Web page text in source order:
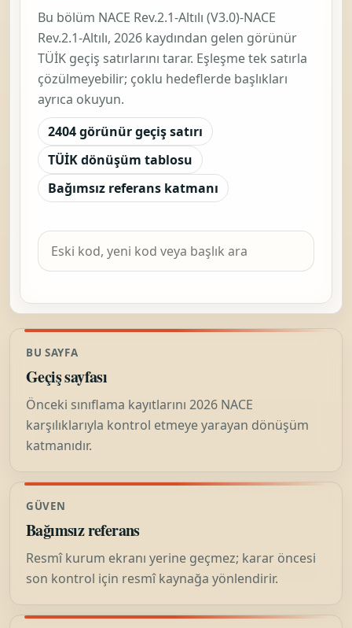
Bu bölüm NACE Rev.2.1-Altılı (V3.0)-NACE
Rev.2.1-Altılı, 2026 kaydından gelen görünür
TÜİK geçiş satırlarını tarar. Eşleşme tek satırla
çözülmeyebilir; çoklu hedeflerde başlıkları
ayrıca okuyun.
2404 görünür geçiş satırı
TÜİK dönüşüm tablosu
Bağımsız referans katmanı
BU SAYFA
Geçiş sayfası
Önceki sınıflama kayıtlarını 2026 NACE
karşılıklarıyla kontrol etmeye yarayan dönüşüm
katmanıdır.
GÜVEN
Bağımsız referans
Resmî kurum ekranı yerine geçmez; karar öncesi
son kontrol için resmî kaynağa yönlendirir.